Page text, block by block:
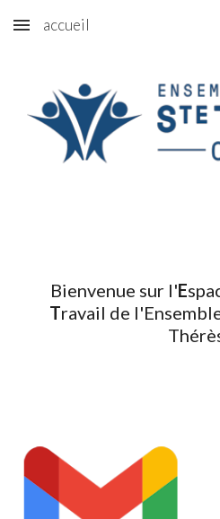
Skip to main content
accueil
Bienvenue sur l'E
Travail de